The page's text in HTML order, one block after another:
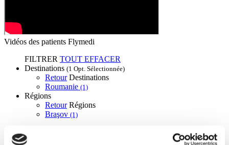
Vidéos des patients Flymedi
FILTRER TOUT EFFACER
Destinations (1 Opt. Sélectionnée)
Retour Destinations
Roumanie (1)
Régions
Retour Régions
Braşov (1)
Flymedi